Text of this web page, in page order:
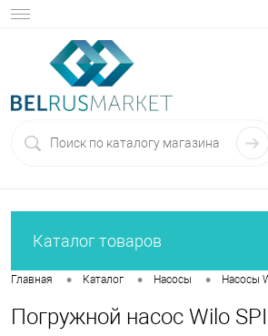
Каталог товаров
Главная • Каталог • Насосы • Насосы
Погружной насос Wilo